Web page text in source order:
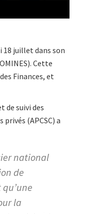
18 juillet dans son
Cette
Finances, et
de suivi des
(APCSC) a
national
de
la